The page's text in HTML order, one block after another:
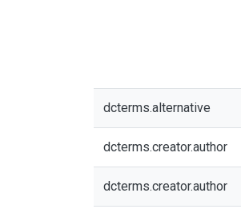
dcterms.alternative
dcterms.creator.author
dcterms.creator.author